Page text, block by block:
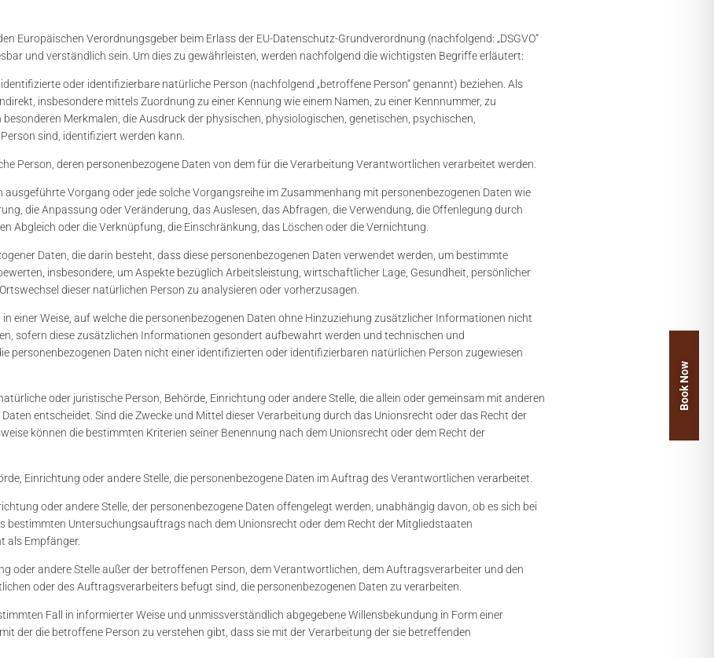
Europäischen Verordnungsgeber beim Erlass der EU-Datenschutz-Grundverordnung (nachfolgend: „DSGVO“
und verständlich sein. Um dies zu gewährleisten, werden nachfolgend die wichtigsten Begriffe erläutert:
oder identifizierbare natürliche Person (nachfolgend „betroffene Person“ genannt) beziehen. Als
insbesondere mittels Zuordnung zu einer Kennung wie einem Namen, zu einer Kennnummer, zu
Merkmalen, die Ausdruck der physischen, physiologischen, genetischen, psychischen,
sind, identifiziert werden kann.
Person, deren personenbezogene Daten von dem für die Verarbeitung Verantwortlichen verarbeitet werden.
Vorgang oder jede solche Vorgangsreihe im Zusammenhang mit personenbezogenen Daten wie
die Anpassung oder Veränderung, das Auslesen, das Abfragen, die Verwendung, die Offenlegung durch
Abgleich oder die Verknüpfung, die Einschränkung, das Löschen oder die Vernichtung.
Daten, die darin besteht, dass diese personenbezogenen Daten verwendet werden, um bestimmte
insbesondere, um Aspekte bezüglich Arbeitsleistung, wirtschaftlicher Lage, Gesundheit, persönlicher
dieser natürlichen Person zu analysieren oder vorherzusagen.
einer Weise, auf welche die personenbezogenen Daten ohne Hinzuziehung zusätzlicher Informationen nicht
sofern diese zusätzlichen Informationen gesondert aufbewahrt werden und technischen und
personenbezogenen Daten nicht einer identifizierten oder identifizierbaren natürlichen Person zugewiesen
oder juristische Person, Behörde, Einrichtung oder andere Stelle, die allein oder gemeinsam mit anderen
entscheidet. Sind die Zwecke und Mittel dieser Verarbeitung durch das Unionsrecht oder das Recht der
können die bestimmten Kriterien seiner Benennung nach dem Unionsrecht oder dem Recht der
Einrichtung oder andere Stelle, die personenbezogene Daten im Auftrag des Verantwortlichen verarbeitet.
oder andere Stelle, der personenbezogene Daten offengelegt werden, unabhängig davon, ob es sich bei
bestimmten Untersuchungsauftrags nach dem Unionsrecht oder dem Recht der Mitgliedstaaten
als Empfänger.
oder andere Stelle außer der betroffenen Person, dem Verantwortlichen, dem Auftragsverarbeiter und den
oder des Auftragsverarbeiters befugt sind, die personenbezogenen Daten zu verarbeiten.
Fall in informierter Weise und unmissverständlich abgegebene Willensbekundung in Form einer
der die betroffene Person zu verstehen gibt, dass sie mit der Verarbeitung der sie betreffenden
Book Now